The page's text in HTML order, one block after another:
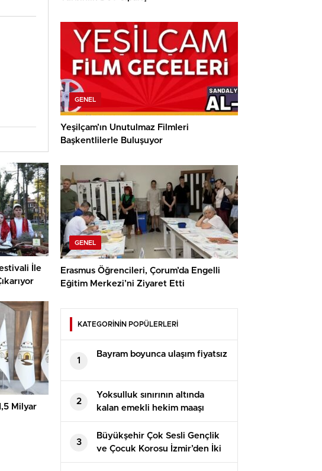
İle
Milyar
GENEL
Yeşilçam’ın Unutulmaz Filmleri
Başkentlilerle Buluşuyor
GENEL
Erasmus Öğrencileri, Çorum’da Engelli
Eğitim Merkezi’ni Ziyaret Etti
KATEGORİNİN POPÜLERLERİ
1
Bayram boyunca ulaşım fiyatsız
2
Yoksulluk sınırının altında
kalan emekli hekim maaşı
3
Büyükşehir Çok Sesli Gençlik
ve Çocuk Korosu İzmir’den İki
Mükafatla Döndü